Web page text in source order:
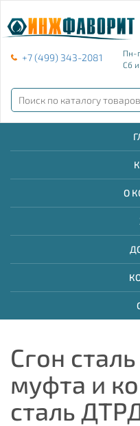
+7 (499) 343-2081
Пн-
Сб
О
Сгон
муфта и
сталь